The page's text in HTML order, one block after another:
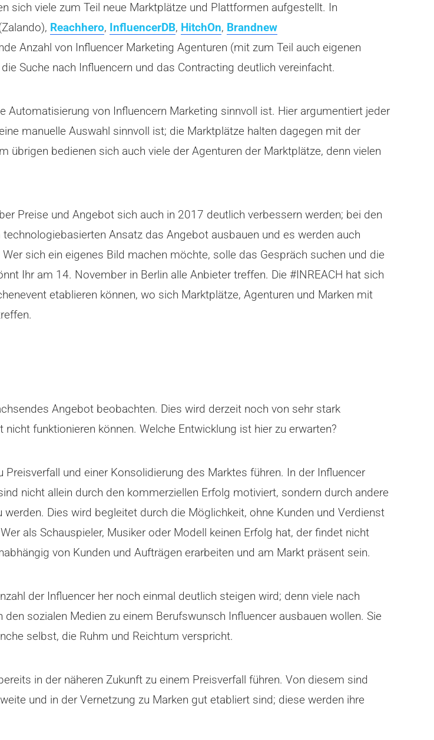
sich viele zum Teil neue Marktplätze und Plattformen aufgestellt. In
Reachhero, InfluencerDB, HitchOn, Brandnew
Anzahl von Influencer Marketing Agenturen (mit zum Teil auch eigenen
Suche nach Influencern und das Contracting deutlich vereinfacht.
von Influencern Marketing sinnvoll ist. Hier argumentiert jeder
manuelle Auswahl sinnvoll ist; die Marktplätze halten dagegen mit der
übrigen bedienen sich auch viele der Agenturen der Marktplätze, denn vielen
Preise und Angebot sich auch in 2017 deutlich verbessern werden; bei den
Ansatz das Angebot ausbauen und es werden auch
sich ein eigenes Bild machen möchte, solle das Gespräch suchen und die
Ihr am 14. November in Berlin alle Anbieter treffen. Die #INREACH hat sich
etablieren können, wo sich Marktplätze, Agenturen und Marken mit
Angebot beobachten. Dies wird derzeit noch von sehr stark
funktionieren können. Welche Entwicklung ist hier zu erwarten?
und einer Konsolidierung des Marktes führen. In der Influencer
nicht allein durch den kommerziellen Erfolg motiviert, sondern durch andere
Dies wird begleitet durch die Möglichkeit, ohne Kunden und Verdienst
als Schauspieler, Musiker oder Modell keinen Erfolg hat, der findet nicht
von Kunden und Aufträgen erarbeiten und am Markt präsent sein.
der Influencer her noch einmal deutlich steigen wird; denn viele nach
sozialen Medien zu einem Berufswunsch Influencer ausbauen wollen. Sie
selbst, die Ruhm und Reichtum verspricht.
in der näheren Zukunft zu einem Preisverfall führen. Von diesem sind
und in der Vernetzung zu Marken gut etabliert sind; diese werden ihre